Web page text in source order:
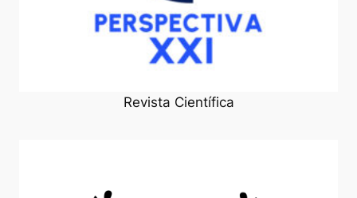
Revista Científica